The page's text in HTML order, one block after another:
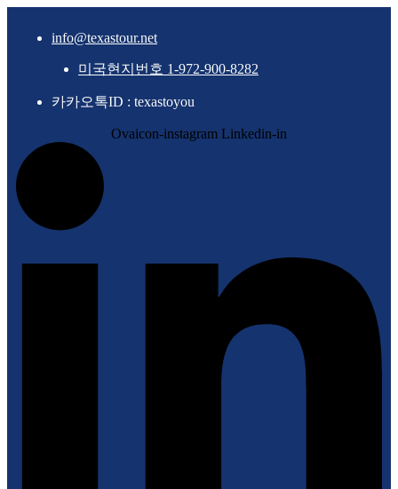
info@texastour.net
미국현지번호 1-972-900-8282
카카오톡ID : texastoyou
Ovaicon-instagram Linkedin-in